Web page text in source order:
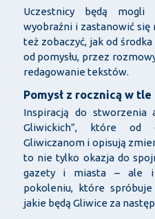
Uczestnicy będą
wyobraźni i zastanowić się
też zobaczyć, jak od
od pomysłu, przez
redagowanie tekstów.
Pomysł z rocznicą w tle
Inspiracją do stworzenia
Gliwickich”, które od
Gliwiczanom i opisują
to nie tylko okazja do
gazety i miasta – ale i
pokoleniu, które
jakie będą Gliwice za